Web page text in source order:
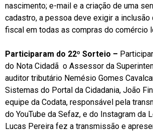
nascimento; e-mail e a criação de uma
cadastro, a pessoa deve exigir a inclusão
fiscal em todas as compras do comércio
Participaram do 22º Sorteio –
do Nota Cidadã o Assessor da
auditor tributário Nemésio Gomes
Sistemas do Portal da Cidadania, João
equipe da Codata, responsável pela
do YouTube da Sefaz, e do Instagram da
Lucas Pereira fez a transmissão e